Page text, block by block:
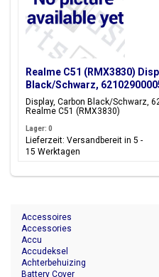
Realme C51 (RMX3830)
Black/Schwarz,
Display, Carbon Black/Schwarz,
Realme C51 (RMX3830)
Lager: 0
Lieferzeit: Versandbereit in 5 -
15 Werktagen
Accessoires
Accessories
Accu
Accudeksel
Achterbehuizing
Battery Cover